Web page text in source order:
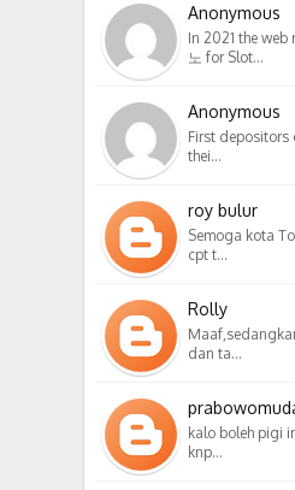
Anonymous
In 2021 the web
노 for Slot…
Anonymous
First depositors
thei…
roy bulur
Semoga kota
cpt t…
Rolly
dan ta…
kalo boleh pigi
knp…